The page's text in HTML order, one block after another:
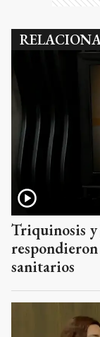
Triquinosis y
sanitarios